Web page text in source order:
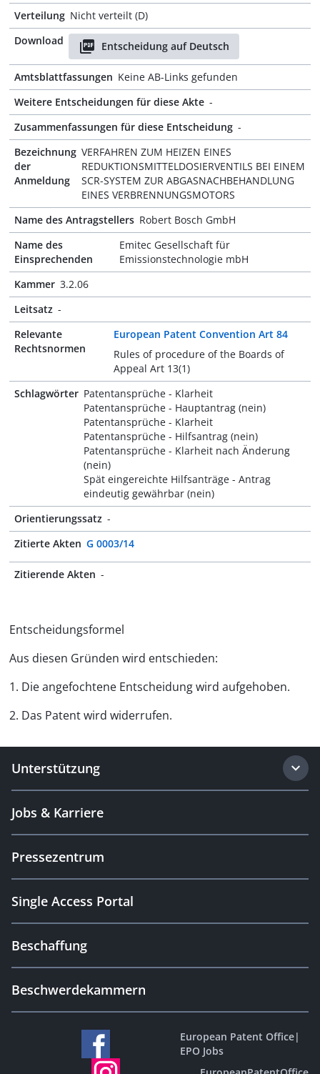
Verteilung Nicht verteilt (D)
Download
Entscheidung auf Deutsch
Amtsblattfassungen Keine AB-Links gefunden
Weitere Entscheidungen für diese Akte -
Zusammenfassungen für diese Entscheidung -
Bezeichnung
der
Anmeldung
VERFAHREN ZUM HEIZEN EINES
REDUKTIONSMITTELDOSIERVENTILS BEI EINEM
SCR-SYSTEM ZUR ABGASNACHBEHANDLUNG
EINES VERBRENNUNGSMOTORS
Name des Antragstellers Robert Bosch GmbH
Name des
Einsprechenden
Emitec Gesellschaft für
Emissionstechnologie mbH
Kammer 3.2.06
Leitsatz -
Relevante
Rechtsnormen
European Patent Convention Art 84
Rules of procedure of the Boards of
Appeal Art 13(1)
Schlagwörter Patentansprüche - Klarheit
Patentansprüche - Hauptantrag (nein)
Patentansprüche - Klarheit
Patentansprüche - Hilfsantrag (nein)
Patentansprüche - Klarheit nach Änderung
(nein)
Spät eingereichte Hilfsanträge - Antrag
eindeutig gewährbar (nein)
Orientierungssatz -
Zitierte Akten G 0003/14
Zitierende Akten -
Entscheidungsformel
Aus diesen Gründen wird entschieden:
1. Die angefochtene Entscheidung wird aufgehoben.
2. Das Patent wird widerrufen.
Unterstützung
Jobs & Karriere
Pressezentrum
Single Access Portal
Beschaffung
Beschwerdekammern
European Patent Office|
EPO Jobs